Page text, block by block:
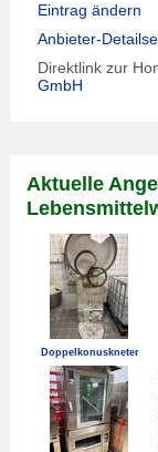
Eintrag ändern
Anbieter-
Direktlink zur
GmbH
Aktuelle
Doppelkonuskneter